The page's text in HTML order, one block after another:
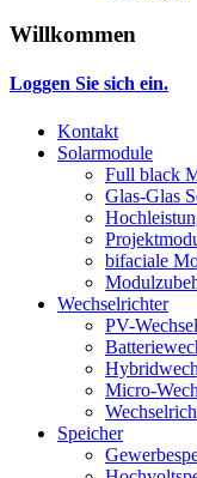
Willkommen
Loggen Sie sich ein.
Kontakt
Solarmodule
Full black
Glas-Glas
bifaciale
Wechselrichter
PV-
Micro-
Speicher